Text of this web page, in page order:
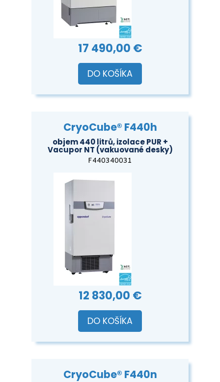
17 490,00 €
DO KOŠÍKA
CryoCube® F440h
objem 440 litrů, izolace PUR +
Vacupor NT (vakuované desky)
F440340031
12 830,00 €
DO KOŠÍKA
CryoCube® F440n